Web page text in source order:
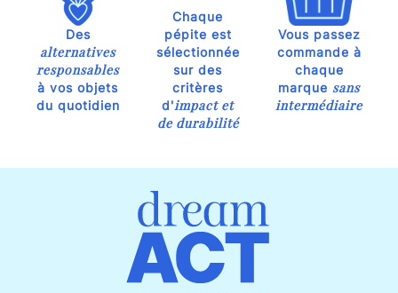
Des
alternatives
responsables
à vos objets
du quotidien
Chaque
pépite est
sélectionnée
sur des
critères
d'impact et
de durabilité
Vous passez
commande à
chaque
marque sans
intermédiaire